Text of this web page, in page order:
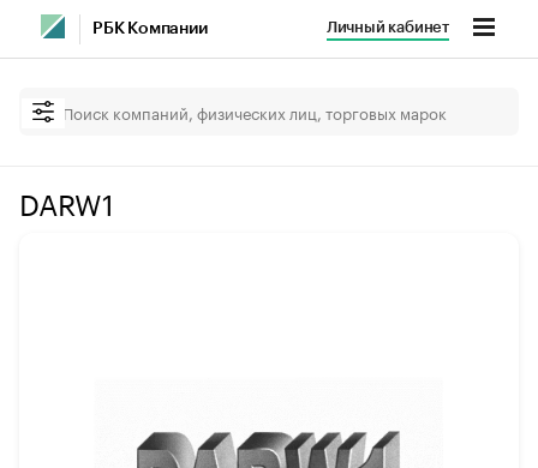
РБК Компании Личный кабинет
DARW1